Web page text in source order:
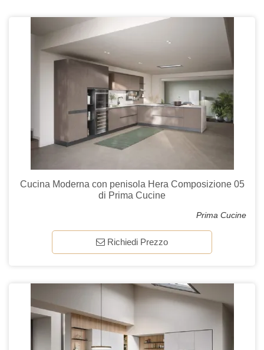
Cucina Moderna con penisola Hera Composizione 05
di Prima Cucine
Prima Cucine
Richiedi Prezzo